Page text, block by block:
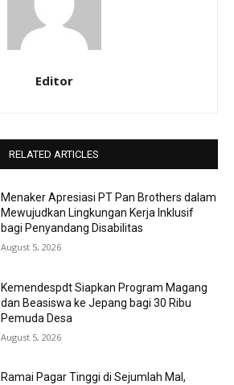
Editor
RELATED ARTICLES
Menaker Apresiasi PT Pan Brothers dalam
Mewujudkan Lingkungan Kerja Inklusif
bagi Penyandang Disabilitas
August 5, 2026
Kemendespdt Siapkan Program Magang
dan Beasiswa ke Jepang bagi 30 Ribu
Pemuda Desa
August 5, 2026
Ramai Pagar Tinggi di Sejumlah Mal,